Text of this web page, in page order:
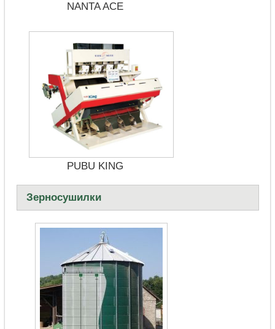
NANTA ACE
PUBU KING
Зерносушилки